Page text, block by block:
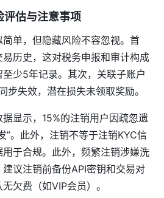
评估与注意事项
简单，但隐藏风险不容忽视。首
历史，这对税务申报和审计构成
少5年记录。其次，关联子账户
步失效，潜在损失未领取奖励。
显示，15%的注销用户因疏忽遗
”。此外，注销不等于注销KYC信
于合规。此外，频繁注销涉嫌洗
议注销前备份API密钥和交易对
欠费（如VIP会员）。